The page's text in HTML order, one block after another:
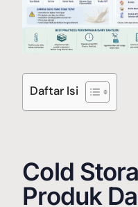
Daftar Isi
Cold
Produk
Galery Project
Hubungi Kami